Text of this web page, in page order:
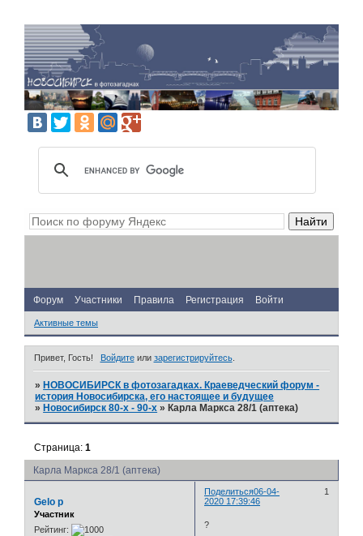
Форум Участники Правила Регистрация Войти
Активные темы
Привет, Гость! Войдитеили зарегистрируйтесь.
» НОВОСИБИРСК в фотозагадках. Краеведческий форум -
история Новосибирска, его настоящее и будущее
» Новосибирск 80-х - 90-х » Карла Маркса 28/1 (аптека)
Карла Маркса 28/1 (аптека)
Страница:1
Поделиться 1
06-04-
2020 17:39:46
Gelo p
Участник
Рейтинг:
?